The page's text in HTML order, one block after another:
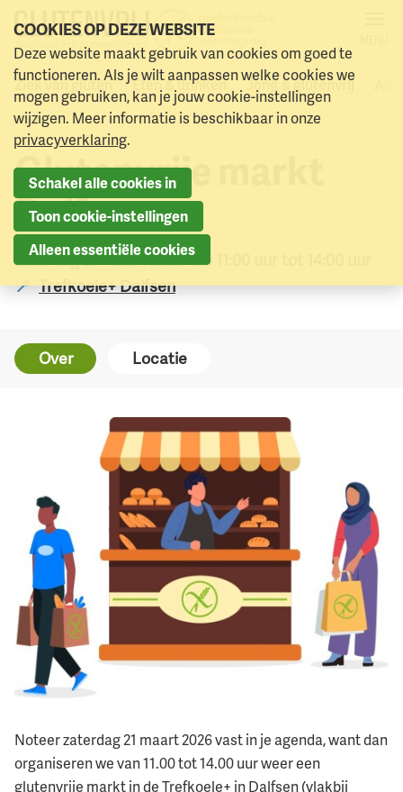
Naar menu Naar hoofdinhoud
Ziek van gluten Eten & drinken Jong & glutenvrij
Alle activiteiten
Glutenvrije markt
Dalfsen
zaterdag 21 maart 2026 van 11:00 uur tot 14:00 uur
Trefkoele+ Dalfsen
Over Locatie
Noteer zaterdag 21 maart 2026 vast in je agenda, want dan
organiseren we van 11.00 tot 14.00 uur weer een
glutenvrije markt in de Trefkoele+ in Dalfsen (vlakbij
COOKIES OP DEZE WEBSITE
Deze website maakt gebruik van cookies om goed te
functioneren. Als je wilt aanpassen welke cookies we
mogen gebruiken, kan je jouw cookie-instellingen
wijzigen. Meer informatie is beschikbaar in onze
privacyverklaring.
Schakel alle cookies in
Toon cookie-instellingen
Alleen essentiële cookies